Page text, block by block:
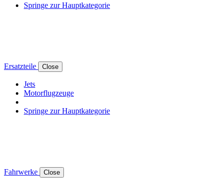
Springe zur Hauptkategorie
Ersatzteile Close
Jets
Motorflugzeuge
Springe zur Hauptkategorie
Fahrwerke Close